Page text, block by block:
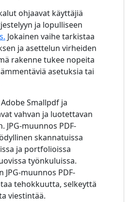
ohjaavat käyttäjiä
ja lopulliseen
Jokainen vaihe tarkistaa
ja asettelun virheiden
rakenne tukee nopeita
asetuksia tai
Smallpdf ja
vahvan ja luotettavan
JPG-muunnos PDF-
skannatuissa
ja portfolioissa
työnkuluissa.
JPG-muunnos PDF-
tehokkuutta, selkeyttä
viestintää.